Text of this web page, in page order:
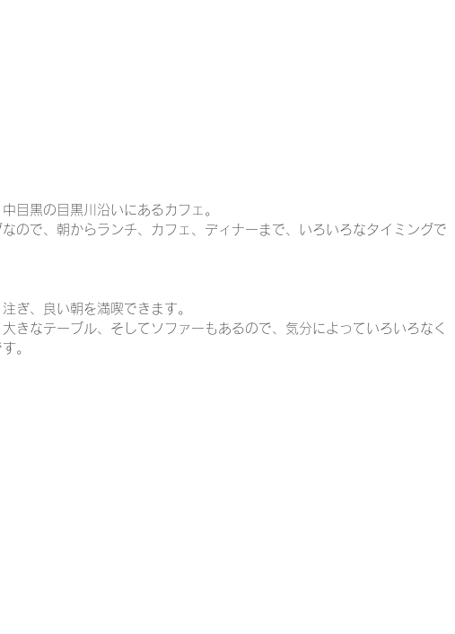
目黒の目黒川沿いにあるカフェ。
ので、朝からランチ、カフェ、ディナーまで、いろいろなタイミングで
ぎ、良い朝を満喫できます。
きなテーブル、そしてソファーもあるので、気分によっていろいろなく
。